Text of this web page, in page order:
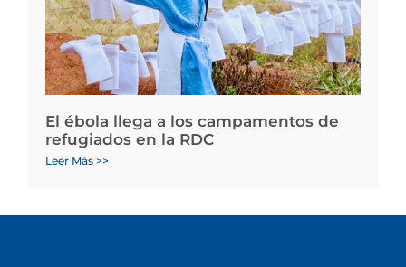
El ébola llega a los campamentos de
refugiados en la RDC
Leer Más >>